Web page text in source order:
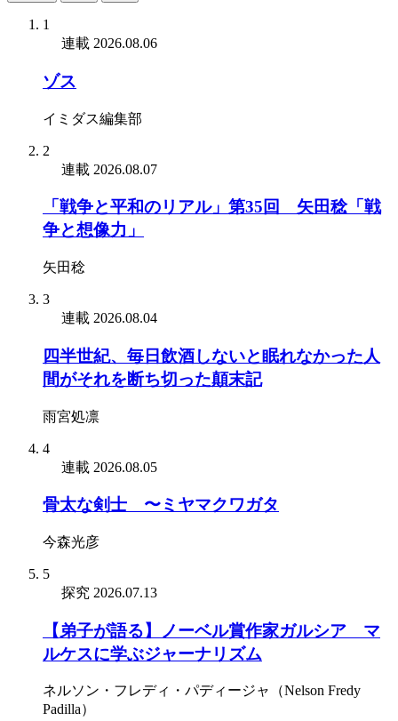
1
連載 2026.08.06
ゾス
イミダス編集部
2
連載 2026.08.07
「戦争と平和のリアル」第35回 矢田稔「戦
争と想像力」
矢田稔
3
連載 2026.08.04
四半世紀、毎日飲酒しないと眠れなかった人
間がそれを断ち切った顛末記
雨宮処凛
4
連載 2026.08.05
骨太な剣士 〜ミヤマクワガタ
今森光彦
5
探究 2026.07.13
【弟子が語る】ノーベル賞作家ガルシア゠マ
ルケスに学ぶジャーナリズム
ネルソン・フレディ・パディージャ（Nelson Fredy
Padilla）